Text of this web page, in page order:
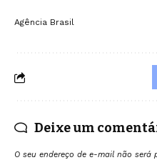
Agência Brasil
Deixe um
O seu endereço de e-mail não será